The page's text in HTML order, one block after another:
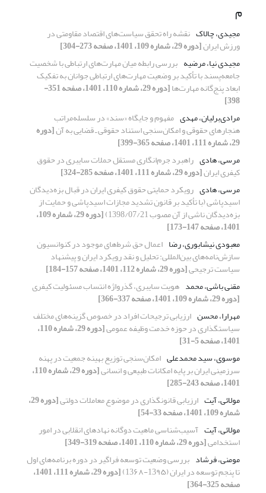
م
مجیدی، چالاک نقشه راه تحقق سیاست‌های اقتصاد مقاومتی در
ورزش ایران[دوره 29، شماره 109، 1401، صفحه 273-304]
مجیدی نیا، مرضیه بررسی رابطه میان مهارت‌های ارتباطی با شخصیت
جامعه‌پسند با تأکید بر وضعیت مهارت‌های ارتباطی جوانان به تفکیک
ابعاد پنج‌گانه مهارت‌ها [دوره 29، شماره 110، 1401، صفحه 351-
398]
مرادی‌‌‌‌‌برلیان، مهدی مفهوم و جایگاه «سند» در سلسله‌‌‌‌‌مراتب
هنجارهای حقوقی و امکان‌‌‌‌‌سنجی استناد حقوقی ـ قضایی به آن[دوره
29، شماره 111، 1401، صفحه 365-399]
مرسی، هادی راهبرد جرم‌انگاری مستقل حملات سایبری در حقوق
کیفری ایران[دوره 29، شماره 111، 1401، صفحه 285-324]
مرسی، هادی رویکرد حمایتی حقوق کیفری ایران در قبال بزه‌دیدگان
اسیدپاشی (با تأکید بر قانون تشدید مجازات اسیدپاشی و حمایت از
بزه‌دیدگان ناشی از آن مصوب 1398/07/21) [دوره 29، شماره 109،
1401، صفحه 147-173]
معبودی نیشابوری، رضا اعمال حق شرط‌های موجود در کنوانسیون
سازش‌نامه‌های ‌بین‌المللی: تحلیل و نقد رویکرد ایران و پیشنهاد
سیاست ترجیحی[دوره 29، شماره 112، 1401، صفحه 157-184]
مقنی باشی، محمد هویت سایبری، گذرواژه انتساب مسئولیت کیفری
[دوره 29، شماره 109، 1401، صفحه 337-366]
مهرارا، محسن ارزیابی ترجیحات افراد در خصوص گزینه‌های مختلف
سیاستگذاری در حوزه خدمت وظیفه عمومی [دوره 29، شماره 110،
1401، صفحه 5-31]
موسوی، سید محمدعلی امکان‌سنجی توزیع بهینه جمعیت در پهنه
سرزمینی ایران بر پایه امکانات طبیعی و انسانی [دوره 29، شماره 110،
1401، صفحه 243-285]
مولائی، آیت ارزیابی قانونگذاری در موضوع معاملات دولتی [دوره 29،
شماره 109، 1401، صفحه 33-54]
مولائی، آیت آسیب‌شناسی ماهیت دوگانه نهادهای انقلابی در امور
استخدامی[دوره 29، شماره 110، 1401، صفحه 319-349]
مومنی، فرشاد بررسی وضعیت توسعه فراگیر در دوره برنامه‌های اول
تا پنجم توسعه در ایران (13۹۵-13۶۸) [دوره 29، شماره 111، 1401،
صفحه 325-364]